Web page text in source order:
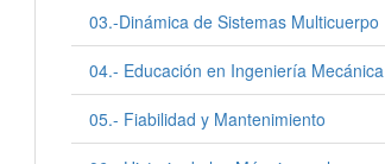
03.-Dinámica de Sistemas Multicuerpo
04.- Educación en Ingeniería Mecánica
05.- Fiabilidad y Mantenimiento